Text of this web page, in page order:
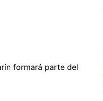
formará parte del